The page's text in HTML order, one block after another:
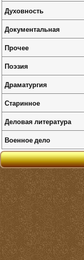
Духовность
Документальная
Прочее
Поэзия
Драматургия
Старинное
Деловая литература
Военное дело